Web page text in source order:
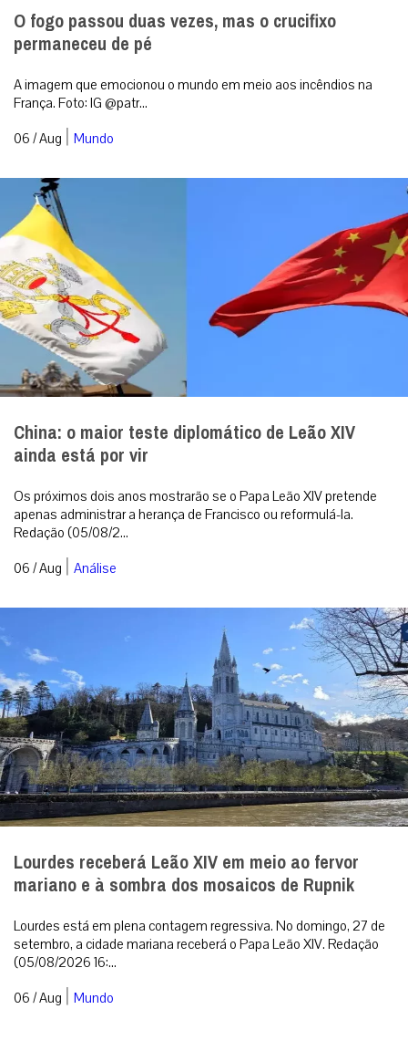
O fogo passou duas vezes, mas o crucifixo
permaneceu de pé
A imagem que emocionou o mundo em meio aos incêndios na
França. Foto: IG @patr...
06 / Aug | Mundo
China: o maior teste diplomático de Leão XIV
ainda está por vir
Os próximos dois anos mostrarão se o Papa Leão XIV pretende
apenas administrar a herança de Francisco ou reformulá-la.
Redação (05/08/2...
06 / Aug | Análise
Lourdes receberá Leão XIV em meio ao fervor
mariano e à sombra dos mosaicos de Rupnik
Lourdes está em plena contagem regressiva. No domingo, 27 de
setembro, a cidade mariana receberá o Papa Leão XIV. Redação
(05/08/2026 16:...
06 / Aug | Mundo